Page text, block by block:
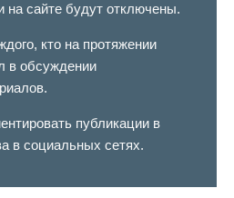
на сайте будут отключены.
кто на протяжении
в обсуждении
публикации в
в социальных сетях.